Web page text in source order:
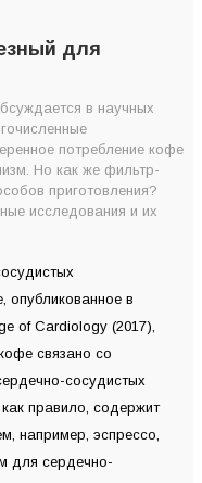
для
в научных
потребление кофе
Но как же фильтр-
приготовления?
исследования и их
опубликованное в
of Cardiology (2017),
связано со
сосудистых
правило, содержит
например, эспрессо,
для сердечно-